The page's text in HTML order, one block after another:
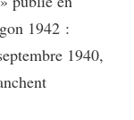
1942 :
1940,